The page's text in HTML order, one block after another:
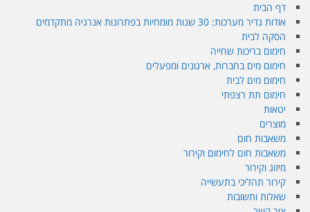
דף הבית
אודות גדיר מערכות: 30 שנות מומחיות בפתרונות אנרגיה מתקדמים
הסקה לבית
חימום בריכות שחייה
חימום מים בחברות, ארגונים ומפעלים
חימום מים לבית
חימום תת רצפתי
יטאות
מוצרים
משאבות חום
משאבות חום לחימום וקירור
מיזוג וקירור
קירור תהליכי בתעשייה
שאלות ותשובות